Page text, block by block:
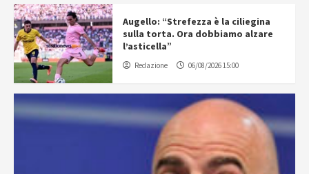
Augello: “Strefezza è la ciliegina
sulla torta. Ora dobbiamo alzare
l’asticella”
Redazione 06/08/2026 15:00